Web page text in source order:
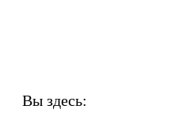
Вы здесь: